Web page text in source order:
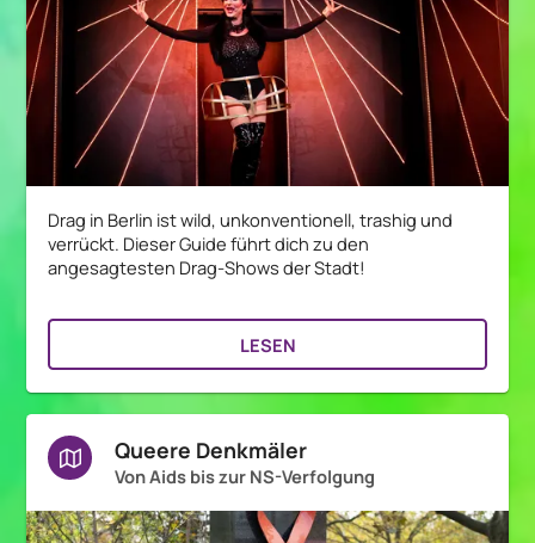
Drag in Berlin ist wild, unkonventionell, trashig und
verrückt. Dieser Guide führt dich zu den
angesagtesten Drag-Shows der Stadt!
LESEN
Queere Denkmäler
Von Aids bis zur NS-Verfolgung